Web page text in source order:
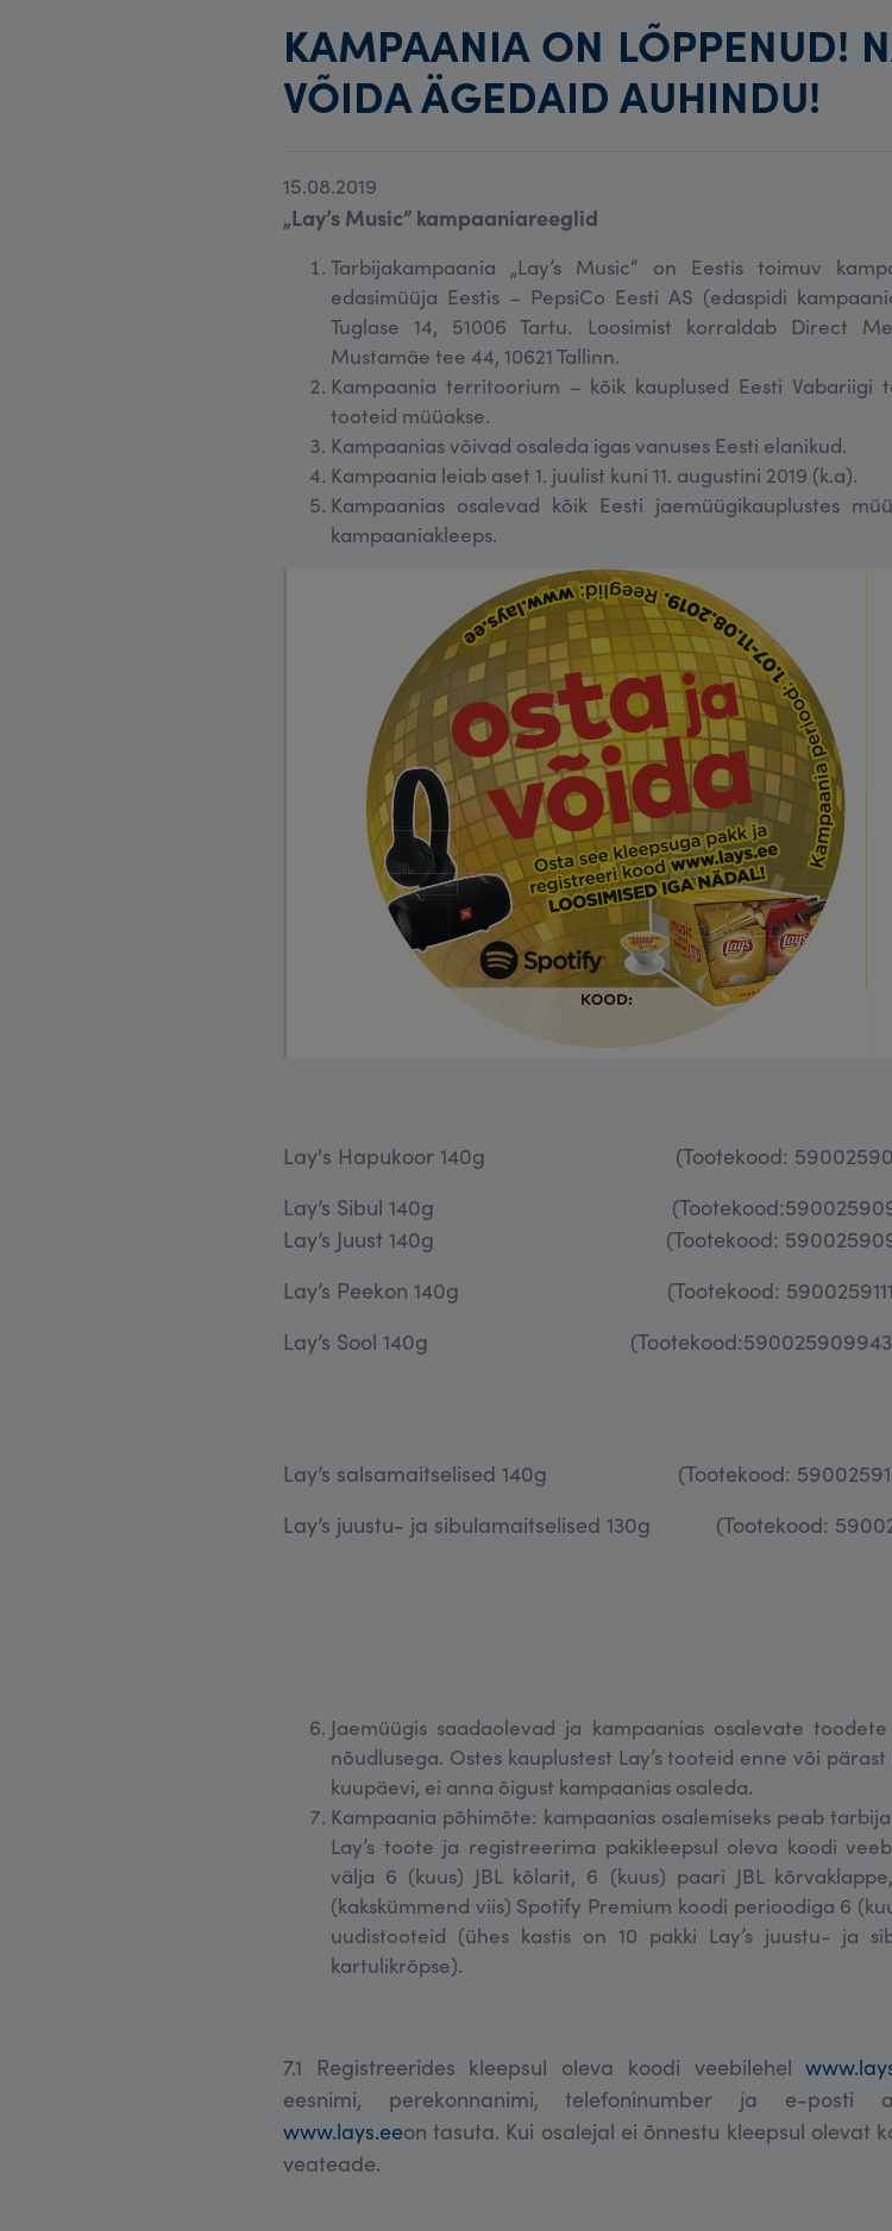
KAMPAANIA ON LÕPPENUD!
VÕIDA ÄGEDAID AUHINDU!
15.08.2019
„Lay’s Music” kampaaniareeglid
Tarbijakampaania „Lay’s Music“ on Eestis toimuv
edasimüüja Eestis – PepsiCo Eesti AS (edaspidi
Tuglase 14, 51006 Tartu. Loosimist korraldab Direct
Mustamäe tee 44, 10621 Tallinn.
Kampaania territoorium – kõik kauplused Eesti Vabariigi
tooteid müüakse.
Kampaanias võivad osaleda igas vanuses Eesti elanikud.
Kampaania leiab aset 1. juulist kuni 11. augustini 2019 (k.a).
Kampaanias osalevad kõik Eesti jaemüügikauplustes
kampaaniakleeps.
Lay's Hapukoor 140g (Tootekood:
Lay’s Sibul 140g
Lay’s Juust 140g (Tootekood:
Lay’s Peekon 140g (Tootekood:
Lay’s Sool 140g
Lay’s salsamaitselised 140g (Tootekood:
Lay’s juustu- ja sibulamaitselised 130g (Tootekood:
Jaemüügis saadaolevad ja kampaanias osalevate
nõudlusega. Ostes kauplustest Lay’s tooteid enne või
kuupäevi, ei anna õigust kampaanias osaleda.
Kampaania põhimõte: kampaanias osalemiseks peab
Lay’s toote ja registreerima pakikleepsul oleva koodi
välja 6 (kuus) JBL kõlarit, 6 (kuus) paari JBL
(kakskümmend viis) Spotify Premium koodi perioodiga 6
uudistooteid (ühes kastis on 10 pakki Lay’s juustu- ja
kartulikrõpse).
7.1 Registreerides kleepsul oleva koodi veebilehel
eesnimi, perekonnanimi, telefoninumber ja e-posti
www.lays.eeon tasuta. Kui osalejal ei õnnestu kleepsul olevat
veateade.